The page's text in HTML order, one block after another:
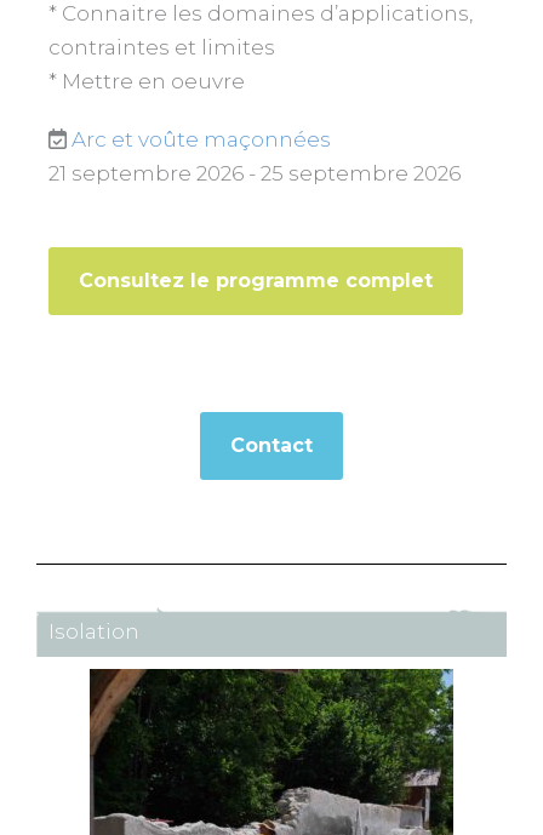
* Connaitre les domaines d’applications,
contraintes et limites
* Mettre en oeuvre
Arc et voûte maçonnées
21 septembre 2026 - 25 septembre 2026
Consultez le programme complet
Contact
Isolation